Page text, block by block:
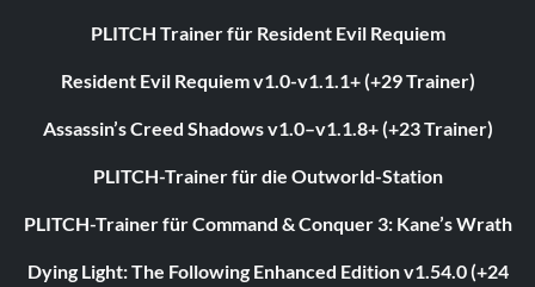
PLITCH Trainer für Resident Evil Requiem
Resident Evil Requiem v1.0-v1.1.1+ (+29 Trainer)
Assassin’s Creed Shadows v1.0–v1.1.8+ (+23 Trainer)
PLITCH-Trainer für die Outworld-Station
PLITCH-Trainer für Command & Conquer 3: Kane’s Wrath
Dying Light: The Following Enhanced Edition v1.54.0 (+24